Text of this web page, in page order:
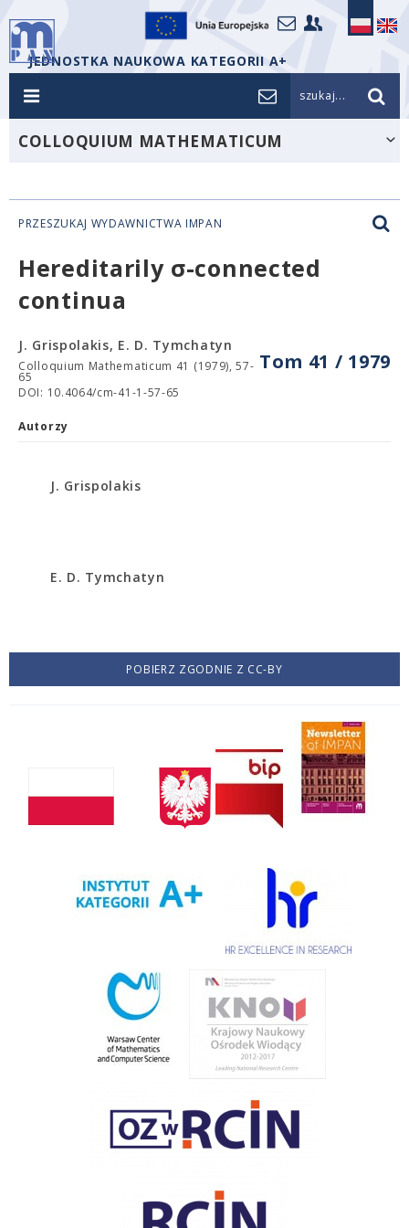
JEDNOSTKA NAUKOWA KATEGORII A+
szukaj...
COLLOQUIUM MATHEMATICUM
PRZESZUKAJ WYDAWNICTWA IMPAN
Hereditarily σ-connected
continua
Tom 41 / 1979
J. Grispolakis, E. D. Tymchatyn
Colloquium Mathematicum 41 (1979), 57-
65
DOI: 10.4064/cm-41-1-57-65
Autorzy
J. Grispolakis
E. D. Tymchatyn
POBIERZ ZGODNIE Z CC-BY